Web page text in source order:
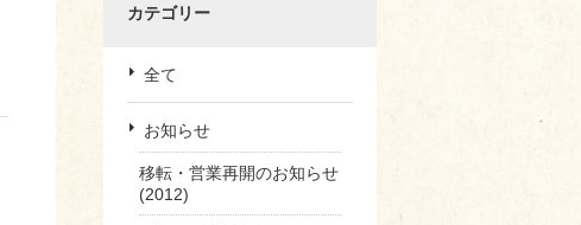
カテゴリー
全て
お知らせ
移転・営業再開のお知らせ
(2012)